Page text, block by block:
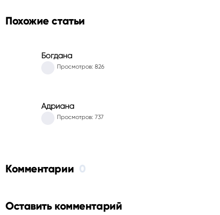
Похожие статьи
Богдана
Просмотров: 826
Адриана
Просмотров: 737
Комментарии 0
Оставить комментарий